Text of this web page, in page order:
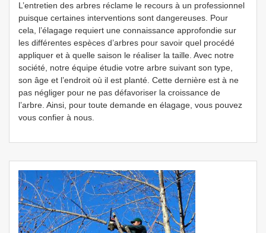
L’entretien des arbres réclame le recours à un professionnel
puisque certaines interventions sont dangereuses. Pour
cela, l’élagage requiert une connaissance approfondie sur
les différentes espèces d’arbres pour savoir quel procédé
appliquer et à quelle saison le réaliser la taille. Avec notre
société, notre équipe étudie votre arbre suivant son type,
son âge et l’endroit où il est planté. Cette dernière est à ne
pas négliger pour ne pas défavoriser la croissance de
l’arbre. Ainsi, pour toute demande en élagage, vous pouvez
vous confier à nous.